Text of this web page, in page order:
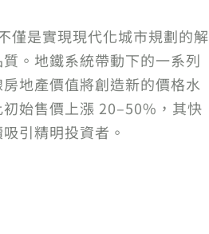
僅是實現現代化城市規劃的解
。地鐵系統帶動下的一系列
地產價值將創造新的價格水
始售價上漲 20–50%，其快
引精明投資者。